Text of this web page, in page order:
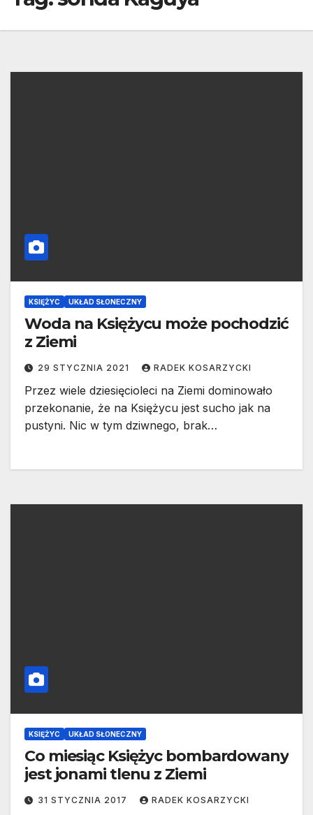
KSIĘŻYC UKŁAD SŁONECZNY
Woda na Księżycu może pochodzić
z Ziemi
29 STYCZNIA 2021 RADEK KOSARZYCKI
Przez wiele dziesięcioleci na Ziemi dominowało
przekonanie, że na Księżycu jest sucho jak na
pustyni. Nic w tym dziwnego, brak…
KSIĘŻYC UKŁAD SŁONECZNY
Co miesiąc Księżyc bombardowany
jest jonami tlenu z Ziemi
31 STYCZNIA 2017 RADEK KOSARZYCKI